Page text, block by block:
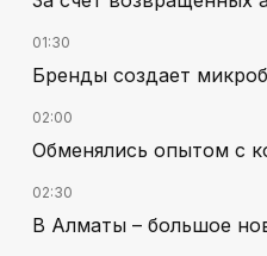
01:30
Бренды создает
02:00
Обменялись опытом с
02:30
В Алматы – большое